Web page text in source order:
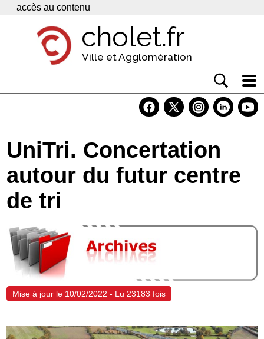
Panneau de gestion des cookies
accès au contenu
cholet.fr
Ville et Agglomération
Economie
Services
Contacts
UniTri. Concertation
autour du futur centre
de tri
Mise à jour le 10/02/2022 - Lu 23183 fois